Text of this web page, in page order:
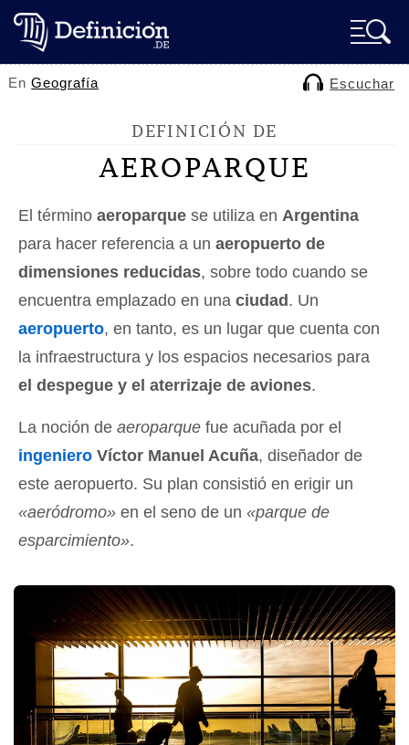
EnGeografía Escuchar
DEFINICIÓN DE
AEROPARQUE
El término aeroparque se utiliza en Argentina
para hacer referencia a un aeropuerto de
dimensiones reducidas, sobre todo cuando se
encuentra emplazado en una ciudad . Un
aeropuerto, en tanto, es un lugar que cuenta con
la infraestructura y los espacios necesarios para
el despegue y el aterrizaje de aviones.
La noción de aeroparque fue acuñada por el
ingeniero Víctor Manuel Acuña, diseñador de
este aeropuerto. Su plan consistió en erigir un
«aeródromo» en el seno de un «parque de
esparcimiento».